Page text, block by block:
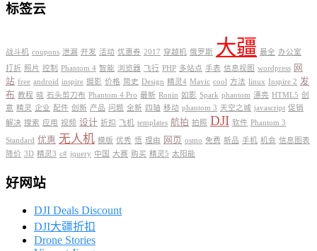
标签云
战斗机 coupons 泄漏 开发 活动 优惠券 2017 穿越机 俄罗斯 大疆 最全 办公室
打折 照片 控制 Phantom 4 智能 浏览器 飞行 PHP 多站点 手表 信息视图 wordpress 网
站 free android inspire 摄影 价格 简史 Design 精灵4 Mavic cool 方法 linux Inspire 2 发
布 教程 晓 石头剪刀布 Phantom 4 Pro 最新 Ronin 如影 Spark phantom 漂亮 HTML5 创
意 精灵 企业 配件 创新 产品 问题 全新 四轴 移动 phantom 3 天空之城 javascript 促销
解决 搜索 应用 视频 设计 折扣 飞机 templates 航拍 拍照 DJI 软件 Phantom 3
Standard 优惠 无人机 模版 优秀 悟 理由 网页 osmo 免费 新品 手机 机会 信息图表
降价 3D 精灵3 c# jquery 中国 大赛 购买 精灵5 太阳能
好网站
DJI Deals Discount
DJI大疆折扣
Drone Stories